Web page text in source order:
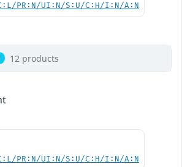
PR:N/UI:N/S:U/C:H/I:N/A:N
12 products
PR:N/UI:N/S:U/C:H/I:N/A:N